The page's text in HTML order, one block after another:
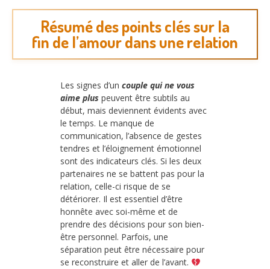
Résumé des points clés sur la
fin de l’amour dans une relation
Les signes d’un couple qui ne vous
aime plus peuvent être subtils au
début, mais deviennent évidents avec
le temps. Le manque de
communication, l’absence de gestes
tendres et l’éloignement émotionnel
sont des indicateurs clés. Si les deux
partenaires ne se battent pas pour la
relation, celle-ci risque de se
détériorer. Il est essentiel d’être
honnête avec soi-même et de
prendre des décisions pour son bien-
être personnel. Parfois, une
séparation peut être nécessaire pour
se reconstruire et aller de l’avant.